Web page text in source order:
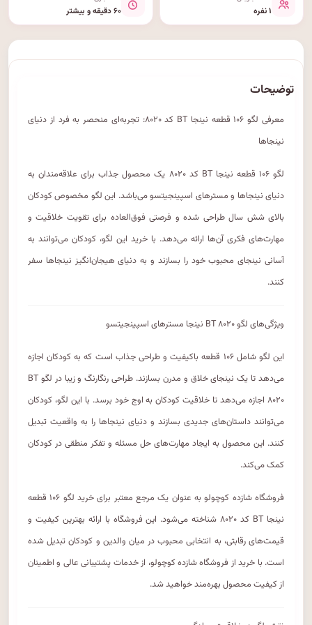
۱ نفره ۶۰ دقیقه و بیشتر
توضیحات
معرفی لگو ۱۰۶ قطعه نینجا BT کد ۸۰۲۰: تجربه‌ای منحصر به فرد از دنیای
نینجاها
لگو ۱۰۶ قطعه نینجا BT کد ۸۰۲۰ یک محصول جذاب برای علاقه‌مندان به
دنیای نینجاها و مسترهای اسپینجیتسو می‌باشد. این لگو مخصوص کودکان
بالای شش سال طراحی شده و فرصتی فوق‌العاده برای تقویت خلاقیت و
مهارت‌های فکری آن‌ها ارائه می‌دهد. با خرید این لگو، کودکان می‌توانند به
آسانی نینجای محبوب خود را بسازند و به دنیای هیجان‌انگیز نینجاها سفر
کنند.
ویژگی‌های لگو BT ۸۰۲۰ نینجا مسترهای اسپینجیتسو
این لگو شامل ۱۰۶ قطعه باکیفیت و طراحی جذاب است که به کودکان اجازه
می‌دهد تا یک نینجای خلاق و مدرن بسازند. طراحی رنگارنگ و زیبا در لگو BT
۸۰۲۰ اجازه می‌دهد تا خلاقیت کودکان به اوج خود برسد. با این لگو، کودکان
می‌توانند داستان‌های جدیدی بسازند و دنیای نینجاها را به واقعیت تبدیل
کنند. این محصول به ایجاد مهارت‌های حل مسئله و تفکر منطقی در کودکان
کمک می‌کند.
فروشگاه شازده کوچولو به عنوان یک مرجع معتبر برای خرید لگو ۱۰۶ قطعه
نینجا BT کد ۸۰۲۰ شناخته می‌شود. این فروشگاه با ارائه بهترین کیفیت و
قیمت‌های رقابتی، به انتخابی محبوب در میان والدین و کودکان تبدیل شده
است. با خرید از فروشگاه شازده کوچولو، از خدمات پشتیبانی عالی و اطمینان
از کیفیت محصول بهره‌مند خواهید شد.